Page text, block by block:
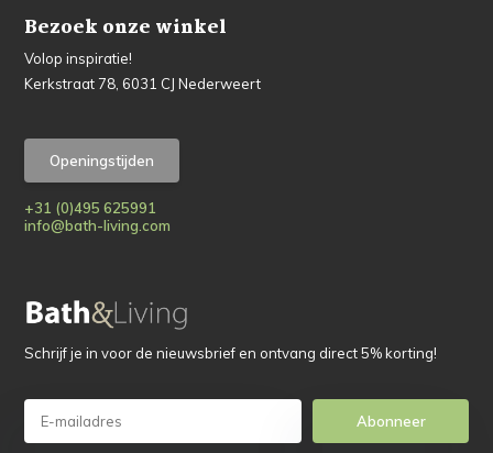
Bezoek onze winkel
Volop inspiratie!
Kerkstraat 78, 6031 CJ Nederweert
Openingstijden
+31 (0)495 625991
info@bath-living.com
Schrijf je in voor de nieuwsbrief en ontvang direct 5% korting!
Abonneer